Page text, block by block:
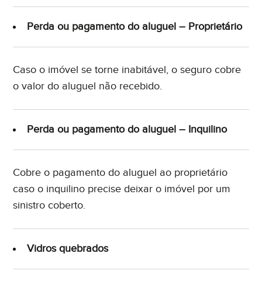
Perda ou pagamento do aluguel – Proprietário
Caso o imóvel se torne inabitável, o seguro cobre
o valor do aluguel não recebido.
Perda ou pagamento do aluguel – Inquilino
Cobre o pagamento do aluguel ao proprietário
caso o inquilino precise deixar o imóvel por um
sinistro coberto.
Vidros quebrados